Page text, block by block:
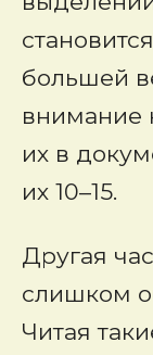
большей
внимание
их в
их 10–15.
Другая
слишком
Читая